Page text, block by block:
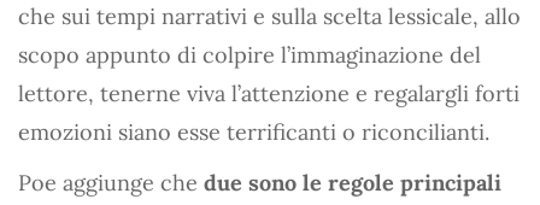
che sui tempi narrativi e sulla scelta lessicale, allo
scopo appunto di colpire l’immaginazione del
lettore, tenerne viva l’attenzione e regalargli forti
emozioni siano esse terrificanti o riconcilianti.
Poe aggiunge che due sono le regole principali